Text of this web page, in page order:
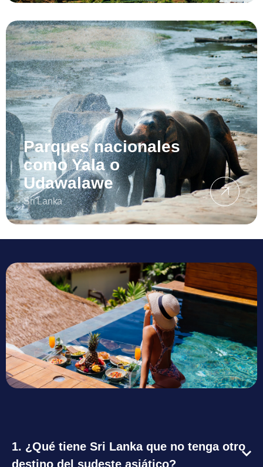
Parques nacionales
como Yala o
Udawalawe
Sri Lanka
1. ¿Qué tiene Sri Lanka que no tenga otro
destino del sudeste asiático?